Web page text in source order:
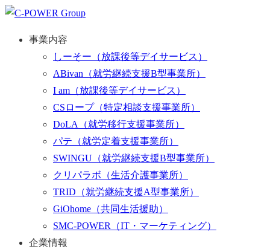
事業内容
しーそー （放課後等デイサービス）
ABivan （就労継続支援B型事業所）
I am （放課後等デイサービス）
CSロープ（特定相談支援事業所）
DoLA
（就労移行支援事業所）
パテ （就労定着支援事業所）
SWINGU （就労継続支援B型事業所）
クリパラボ （生活介護事業所）
TRID （就労継続支援A型事業所）
GiOhome （共同生活援助）
SMC-POWER
（IT・マーケティング）
企業情報